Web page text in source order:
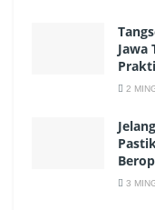
Jawa
2
3